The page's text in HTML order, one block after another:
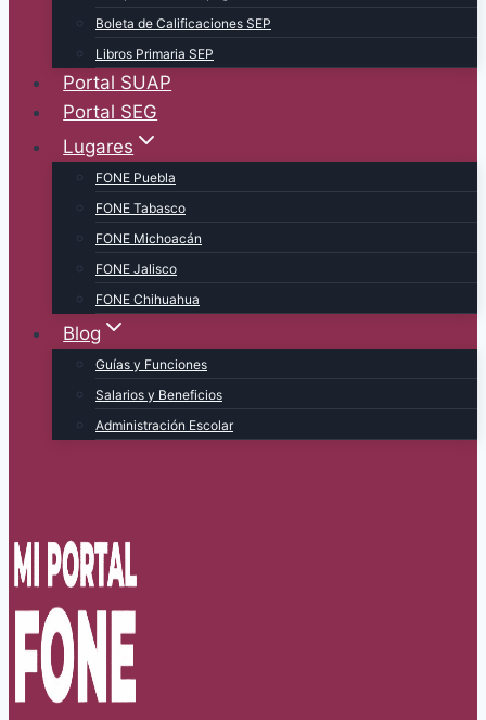
Boleta de Calificaciones SEP
Libros Primaria SEP
Portal SUAP
Portal SEG
Lugares
FONE Puebla
FONE Tabasco
FONE Michoacán
FONE Jalisco
FONE Chihuahua
Blog
Guías y Funciones
Salarios y Beneficios
Administración Escolar